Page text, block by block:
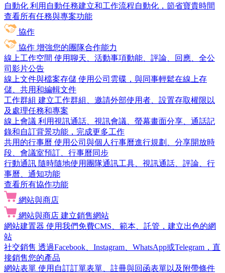
自動化 利用自動任務建立和工作流程自動化，節省寶貴時間
查看所有任務與專案功能
協作
協作 增強您的團隊合作能力
線上工作空間 使用聊天、活動事項動能、評論、回應、全公
司影片公告
線上文件與檔案存儲 使用公司雲碟，與同事輕鬆在線上存
儲、共用和編輯文件
工作群組 建立工作群組、邀請外部使用者、設置存取權限以
及處理任務和專案
線上會議 利用視訊通話、視訊會議、螢幕畫面分享、通話記
錄和自訂背景功能，完成更多工作
共用的行事曆 使用公司與個人行事曆進行規劃、分享開放時
段、會議室預訂、行事曆同步
行動通訊 隨時隨地使用團隊通訊工具、視訊通話、評論、行
事曆、通知功能
查看所有協作功能
網站與商店
網站與商店 建立銷售網站
網站建置器 使用我們免費CMS、範本、託管，建立出色的網
站
社交銷售 透過Facebook、Instagram、WhatsApp或Telegram，直
接銷售您的產品
網站表單 使用自訂訂單表單、註冊與回函表單以及附帶條件